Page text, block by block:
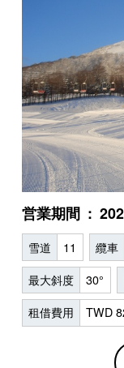
営業期間
雪道 11 纜車
最大斜度 30°
租借費用 TWD